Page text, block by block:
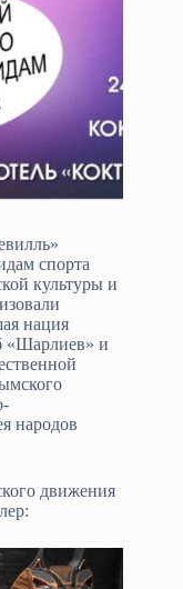
спорта
культуры и
нация
«Шарлиев» и
народов
движения